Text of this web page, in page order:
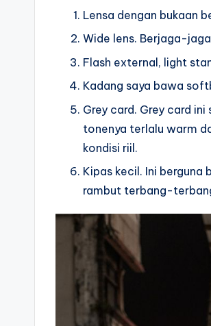
Lensa dengan bukaan
Wide lens. Berjaga-
Flash external, light
Kadang saya bawa
Grey card. Grey card
tonenya terlalu warm
kondisi riil.
Kipas kecil. Ini
rambut terbang-